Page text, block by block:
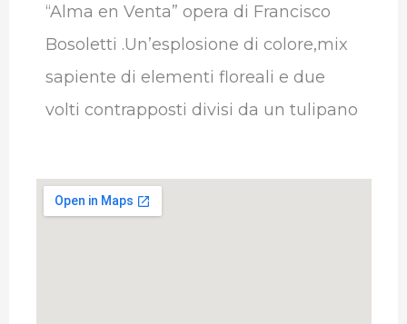
“Alma en Venta” opera di Francisco
Bosoletti .Un’esplosione di colore,mix
sapiente di elementi floreali e due
volti contrapposti divisi da un tulipano